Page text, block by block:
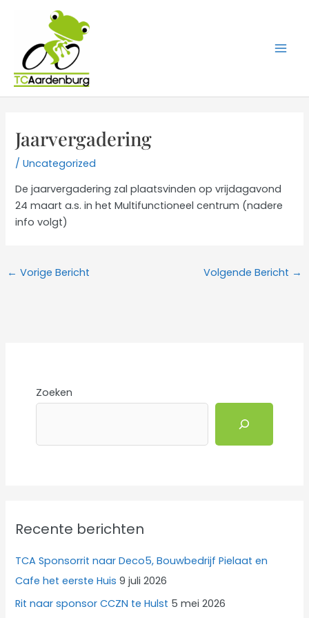
inhoud
Jaarvergadering
/Uncategorized
De jaarvergadering zal plaatsvinden op vrijdagavond
24 maart a.s. in het Multifunctioneel centrum (nadere
info volgt)
← Vorige Bericht Volgende Bericht →
Zoeken
Recente berichten
TCA Sponsorrit naar Deco5, Bouwbedrijf Pielaat en
Cafe het eerste Huis 9 juli 2026
Rit naar sponsor CCZN te Hulst 5 mei 2026